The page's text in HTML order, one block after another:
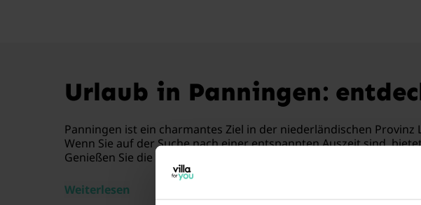
Urlaub in Panningen:
Panningen ist ein charmantes Ziel in der niederländischen
Wenn Sie auf der Suche nach einer entspannten Auszeit sind,
Genießen Sie die Privatsphäre in einem unserer sorgfältig
Weiterlesen